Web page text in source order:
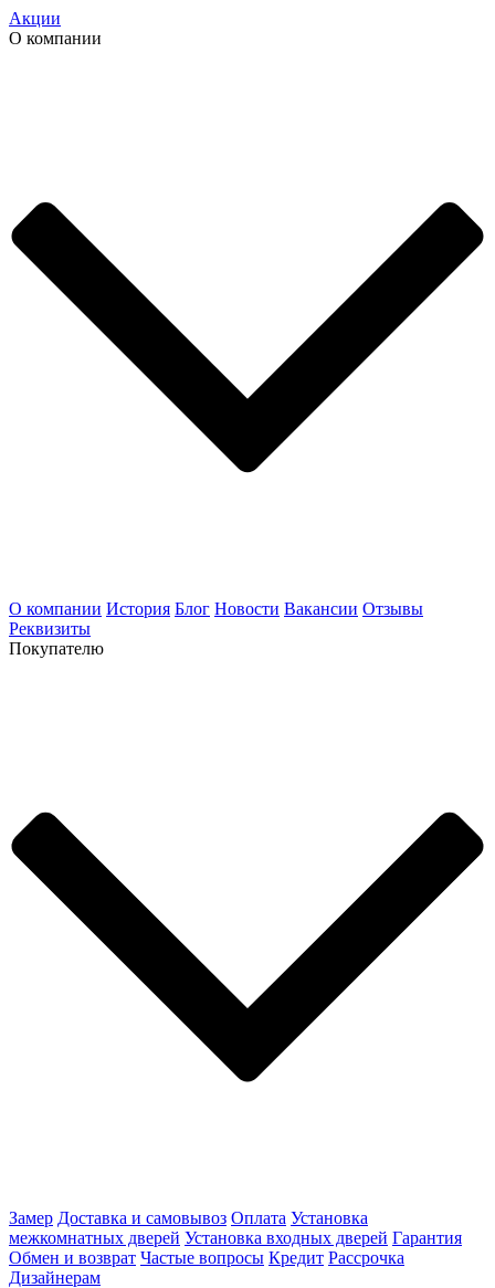
Акции
О компании
О компании История Блог Новости Вакансии Отзывы
Реквизиты
Покупателю
Замер Доставка и самовывоз Оплата Установка
межкомнатных дверей Установка входных дверей Гарантия
Обмен и возврат Частые вопросы Кредит Рассрочка
Дизайнерам